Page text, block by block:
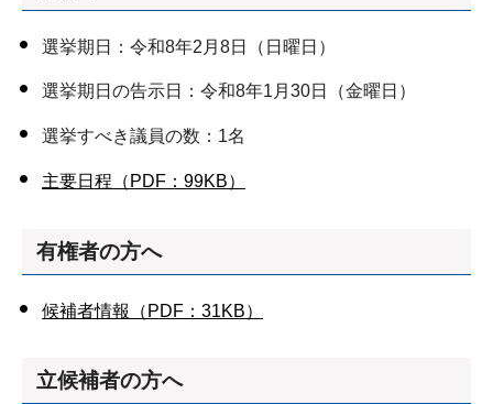
選挙期日：令和8年2月8日（日曜日）
選挙期日の告示日：令和8年1月30日（金曜日）
選挙すべき議員の数：1名
主要日程（PDF：99KB）
有権者の方へ
候補者情報（PDF：31KB）
立候補者の方へ